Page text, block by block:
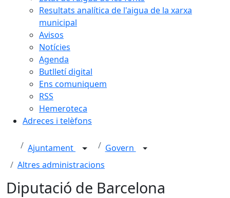
Resultats analítica de l'aigua de la xarxa
municipal
Avisos
Notícies
Agenda
Butlletí digital
Ens comuniquem
RSS
Hemeroteca
Adreces i telèfons
Ajuntament
Govern
Altres administracions
Diputació de Barcelona